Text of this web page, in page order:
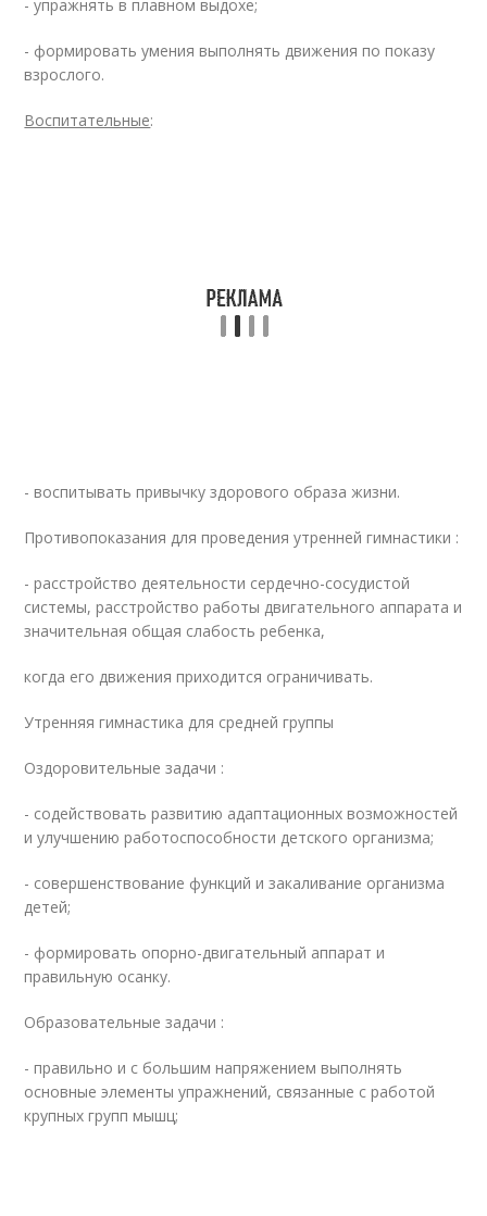
- упражнять в плавном выдохе;
- формировать умения выполнять движения по показу
взрослого.
Воспитательные:
- воспитывать привычку здорового образа жизни.
Противопоказания для проведения утренней гимнастики :
- расстройство деятельности сердечно-сосудистой
системы, расстройство работы двигательного аппарата и
значительная общая слабость ребенка,
когда его движения приходится ограничивать.
Утренняя гимнастика для средней группы
Оздоровительные задачи :
- содействовать развитию адаптационных возможностей
и улучшению работоспособности детского организма;
- совершенствование функций и закаливание организма
детей;
- формировать опорно-двигательный аппарат и
правильную осанку.
Образовательные задачи :
- правильно и с большим напряжением выполнять
основные элементы упражнений, связанные с работой
крупных групп мышц;